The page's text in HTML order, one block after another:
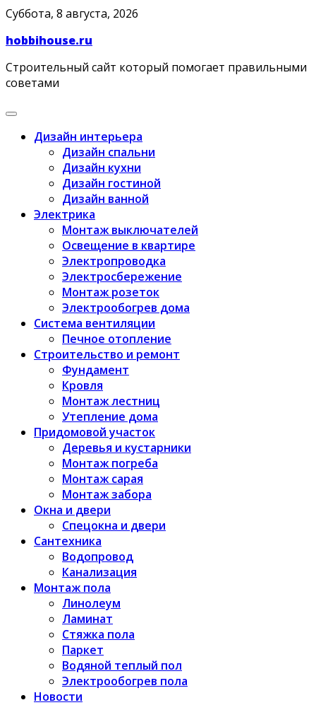
Skip
content
Суббота, 8 августа, 2026
hobbihouse.ru
Строительный сайт который помогает правильными
советами
Дизайн интерьера
Дизайн спальни
Дизайн кухни
Дизайн гостиной
Дизайн ванной
Электрика
Монтаж выключателей
Освещение в квартире
Электропроводка
Электросбережение
Монтаж розеток
Электрообогрев дома
Система вентиляции
Печное отопление
Строительство и ремонт
Фундамент
Кровля
Монтаж лестниц
Утепление дома
Придомовой участок
Деревья и кустарники
Монтаж погреба
Монтаж сарая
Монтаж забора
Окна и двери
Спецокна и двери
Сантехника
Водопровод
Канализация
Монтаж пола
Линолеум
Ламинат
Стяжка пола
Паркет
Водяной теплый пол
Электрообогрев пола
Новости